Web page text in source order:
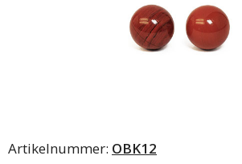
Artikelnummer: OBK12